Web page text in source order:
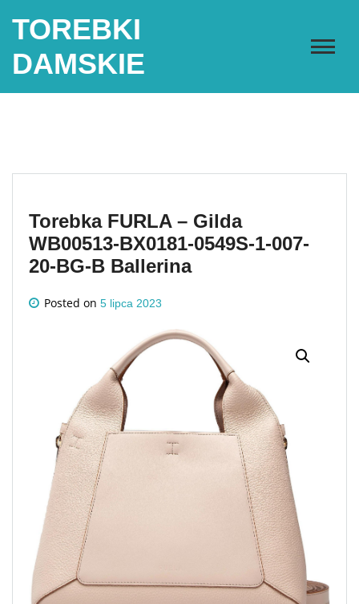
TOREBKI
DAMSKIE
Torebka FURLA – Gilda
WB00513-BX0181-0549S-1-007-
20-BG-B Ballerina
Posted on 5 lipca 2023